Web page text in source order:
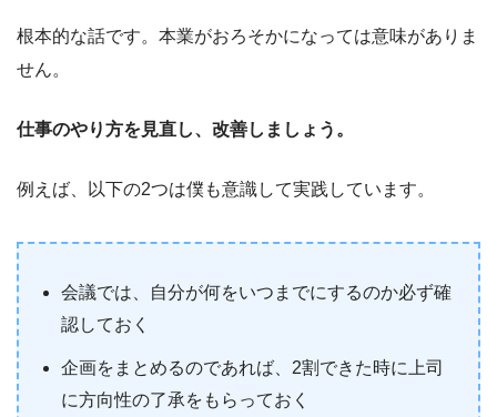
根本的な話です。本業がおろそかになっては意味がありま
せん。
仕事のやり方を見直し、改善しましょう。
例えば、以下の2つは僕も意識して実践しています。
会議では、自分が何をいつまでにするのか必ず確
認しておく
企画をまとめるのであれば、2割できた時に上司
に方向性の了承をもらっておく